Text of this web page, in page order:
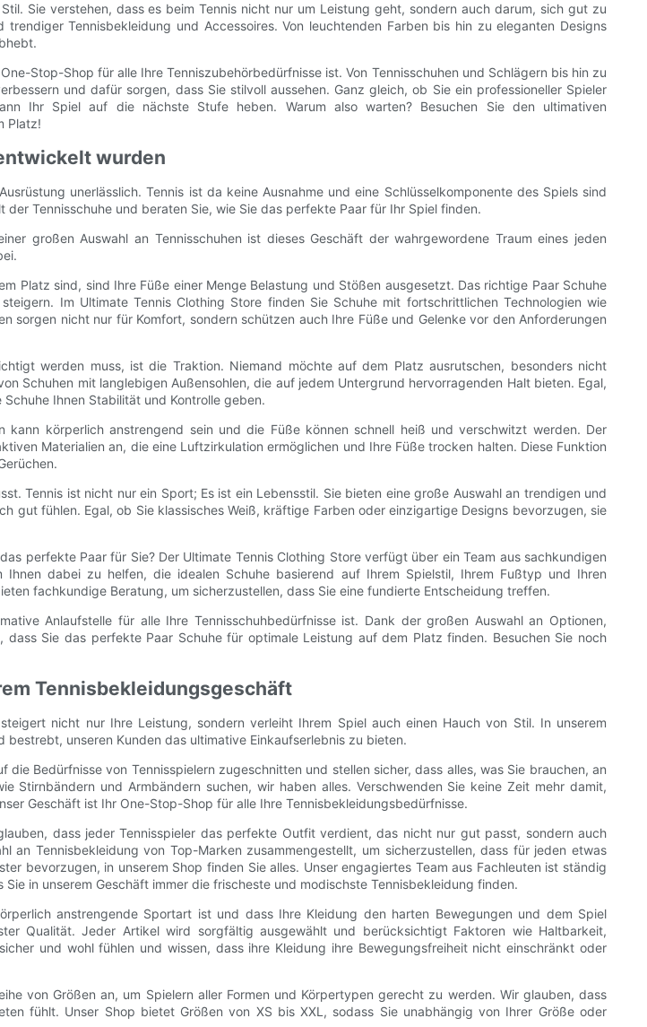
Sie verstehen, dass es beim Tennis nicht nur um Leistung geht, sondern auch darum, sich gut zu
Tennisbekleidung und Accessoires. Von leuchtenden Farben bis hin zu eleganten Designs
Stop-Shop für alle Ihre Tenniszubehörbedürfnisse ist. Von Tennisschuhen und Schlägern bis hin zu
und dafür sorgen, dass Sie stilvoll aussehen. Ganz gleich, ob Sie ein professioneller Spieler
Ihr Spiel auf die nächste Stufe heben. Warum also warten? Besuchen Sie den ultimativen
Platz!
wurden
unerlässlich. Tennis ist da keine Ausnahme und eine Schlüsselkomponente des Spiels sind
Tennisschuhe und beraten Sie, wie Sie das perfekte Paar für Ihr Spiel finden.
großen Auswahl an Tennisschuhen ist dieses Geschäft der wahrgewordene Traum eines jeden
Platz sind, sind Ihre Füße einer Menge Belastung und Stößen ausgesetzt. Das richtige Paar Schuhe
Im Ultimate Tennis Clothing Store finden Sie Schuhe mit fortschrittlichen Technologien wie
sorgen nicht nur für Komfort, sondern schützen auch Ihre Füße und Gelenke vor den Anforderungen
werden muss, ist die Traktion. Niemand möchte auf dem Platz ausrutschen, besonders nicht
Schuhen mit langlebigen Außensohlen, die auf jedem Untergrund hervorragenden Halt bieten. Egal,
Ihnen Stabilität und Kontrolle geben.
kann körperlich anstrengend sein und die Füße können schnell heiß und verschwitzt werden. Der
Materialien an, die eine Luftzirkulation ermöglichen und Ihre Füße trocken halten. Diese Funktion
Tennis ist nicht nur ein Sport; Es ist ein Lebensstil. Sie bieten eine große Auswahl an trendigen und
gut fühlen. Egal, ob Sie klassisches Weiß, kräftige Farben oder einzigartige Designs bevorzugen, sie
perfekte Paar für Sie? Der Ultimate Tennis Clothing Store verfügt über ein Team aus sachkundigen
dabei zu helfen, die idealen Schuhe basierend auf Ihrem Spielstil, Ihrem Fußtyp und Ihren
fachkundige Beratung, um sicherzustellen, dass Sie eine fundierte Entscheidung treffen.
Anlaufstelle für alle Ihre Tennisschuhbedürfnisse ist. Dank der großen Auswahl an Optionen,
Sie das perfekte Paar Schuhe für optimale Leistung auf dem Platz finden. Besuchen Sie noch
Tennisbekleidungsgeschäft
nicht nur Ihre Leistung, sondern verleiht Ihrem Spiel auch einen Hauch von Stil. In unserem
unseren Kunden das ultimative Einkaufserlebnis zu bieten.
Bedürfnisse von Tennisspielern zugeschnitten und stellen sicher, dass alles, was Sie brauchen, an
Stirnbändern und Armbändern suchen, wir haben alles. Verschwenden Sie keine Zeit mehr damit,
Geschäft ist Ihr One-Stop-Shop für alle Ihre Tennisbekleidungsbedürfnisse.
dass jeder Tennisspieler das perfekte Outfit verdient, das nicht nur gut passt, sondern auch
an Tennisbekleidung von Top-Marken zusammengestellt, um sicherzustellen, dass für jeden etwas
bevorzugen, in unserem Shop finden Sie alles. Unser engagiertes Team aus Fachleuten ist ständig
in unserem Geschäft immer die frischeste und modischste Tennisbekleidung finden.
anstrengende Sportart ist und dass Ihre Kleidung den harten Bewegungen und dem Spiel
Qualität. Jeder Artikel wird sorgfältig ausgewählt und berücksichtigt Faktoren wie Haltbarkeit,
und wohl fühlen und wissen, dass ihre Kleidung ihre Bewegungsfreiheit nicht einschränkt oder
von Größen an, um Spielern aller Formen und Körpertypen gerecht zu werden. Wir glauben, dass
fühlt. Unser Shop bietet Größen von XS bis XXL, sodass Sie unabhängig von Ihrer Größe oder